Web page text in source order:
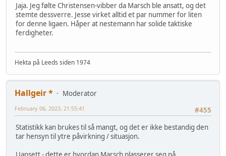
Jaja. Jeg følte Christensen-vibber da Marsch ble ansatt, og det
stemte dessverre. Jesse virket alltid et par nummer for liten
for denne ligaen. Håper at nestemann har solide taktiske
ferdigheter.
Hekta på Leeds siden 1974
Hallgeir *
Moderator
#455
February 06, 2023, 21:55:41
Statistikk kan brukes til så mangt, og det er ikke bestandig den
tar hensyn til ytre påvirkning / situasjon.